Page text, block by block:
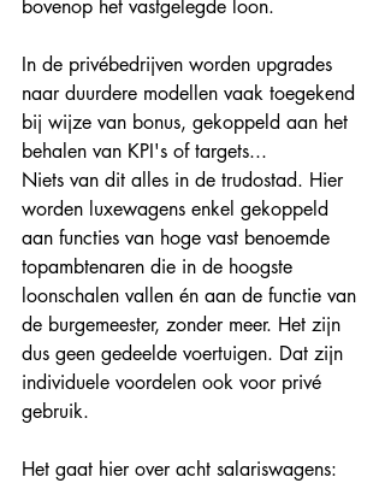
bovenop het vastgelegde loon.
In de privébedrijven worden upgrades
naar duurdere modellen vaak toegekend
bij wijze van bonus, gekoppeld aan het
behalen van KPI's of targets...
Niets van dit alles in de trudostad. Hier
worden luxewagens enkel gekoppeld
aan functies van hoge vast benoemde
topambtenaren die in de hoogste
loonschalen vallen én aan de functie van
de burgemeester, zonder meer. Het zijn
dus geen gedeelde voertuigen. Dat zijn
individuele voordelen ook voor privé
gebruik.
Het gaat hier over acht salariswagens: